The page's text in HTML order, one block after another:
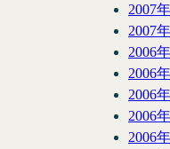
2007
2007
2006
2006
2006
2006
2006